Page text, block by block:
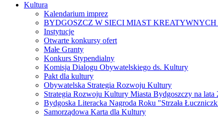
Kultura
Kalendarium imprez
BYDGOSZCZ W SIECI MIAST KREATYWNYCH
Instytucje
Otwarte konkursy ofert
Małe Granty
Konkurs Stypendialny
Komisja Dialogu Obywatelskiego ds. Kultury
Pakt dla kultury
Obywatelska Strategia Rozwoju Kultury
Strategia Rozwoju Kultury Miasta Bydgoszczy na lata
Bydgoska Literacka Nagroda Roku "Strzała
Samorządowa Karta dla Kultury